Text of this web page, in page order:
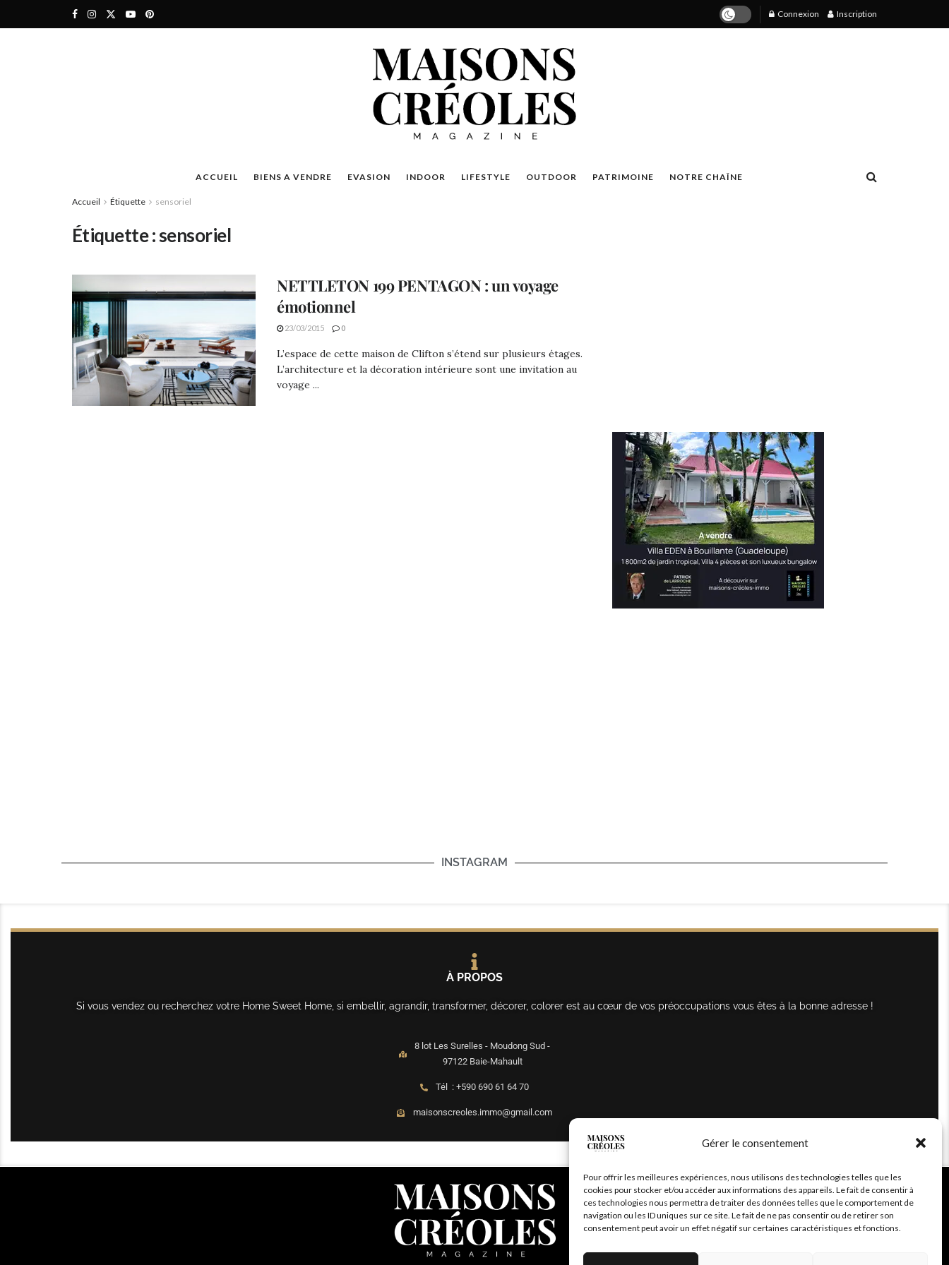
Gérer le consentement
Pour offrir les meilleures expériences, nous utilisons des technologies telles que les
cookies pour stocker et/ou accéder aux informations des appareils. Le fait de consentir à
ces technologies nous permettra de traiter des données telles que le comportement de
navigation ou les ID uniques sur ce site. Le fait de ne pas consentir ou de retirer son
consentement peut avoir un effet négatif sur certaines caractéristiques et fonctions.
Connexion Inscription
ACCUEIL BIENS A VENDRE EVASION INDOOR LIFESTYLE OUTDOOR PATRIMOINE NOTRE CHAÎNE
Accueil Étiquette sensoriel
Étiquette :sensoriel
NETTLETON 199 PENTAGON : un voyage
émotionnel
23/03/2015 0
L’espace de cette maison de Clifton s’étend sur plusieurs étages.
L’architecture et la décoration intérieure sont une invitation au
voyage ...
INSTAGRAM
À PROPOS
Si vous vendez ou recherchez votre Home Sweet Home, si embellir, agrandir, transformer, décorer, colorer est au cœur de vos préoccupations vous êtes à la bonne adresse !
8 lot Les Surelles - Moudong Sud -
97122 Baie-Mahault
Tél : +590 690 61 64 70
maisonscreoles.immo@gmail.com